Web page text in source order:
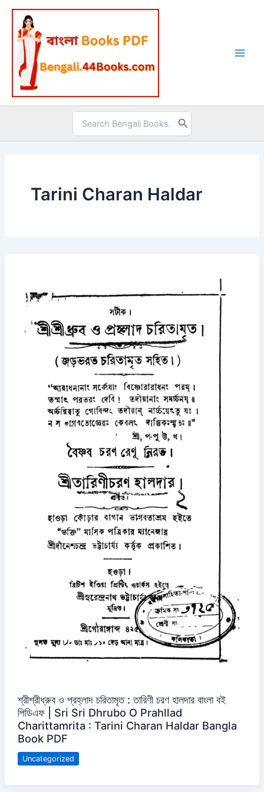
Skip
content
Search
for:
Tarini Charan Haldar
শ্রীশ্রীধ্রুব ও প্রহ্লাদ চরিতামৃত : তারিণী চরণ হালদার বাংলা বই
পিডিএফ | Sri Sri Dhrubo O Prahllad
Charittamrita : Tarini Charan Haldar Bangla
Book PDF
Uncategorized